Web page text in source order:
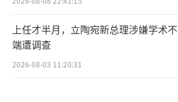
上任才半月，立陶宛新总理涉嫌学术不
端遭调查
2026-08-03 11:20:31